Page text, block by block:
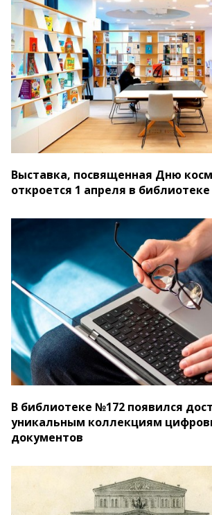
Выставка, посвященная Дню
откроется 1 апреля в
В библиотеке №172 появился
уникальным коллекциям
документов